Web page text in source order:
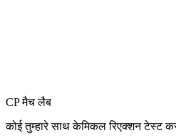
CP मैच लैब
कोई तुम्हारे साथ केमिकल रिएक्शन टेस्ट